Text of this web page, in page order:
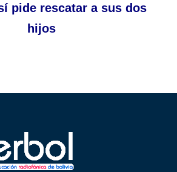
pide rescatar a sus dos
hijos